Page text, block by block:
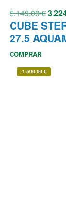
5.149,00€
CUBE
27.5
COMPRAR
-1.500,00 €